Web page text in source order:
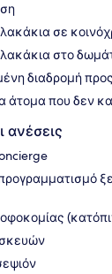
σε
στο
διαδρομή
άτομα που δεν
ανέσεις
προγραμματισμό